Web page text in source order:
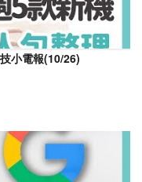
小電報(10/26)